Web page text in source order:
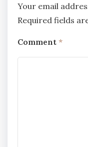
Your email
Required fields
Comment *